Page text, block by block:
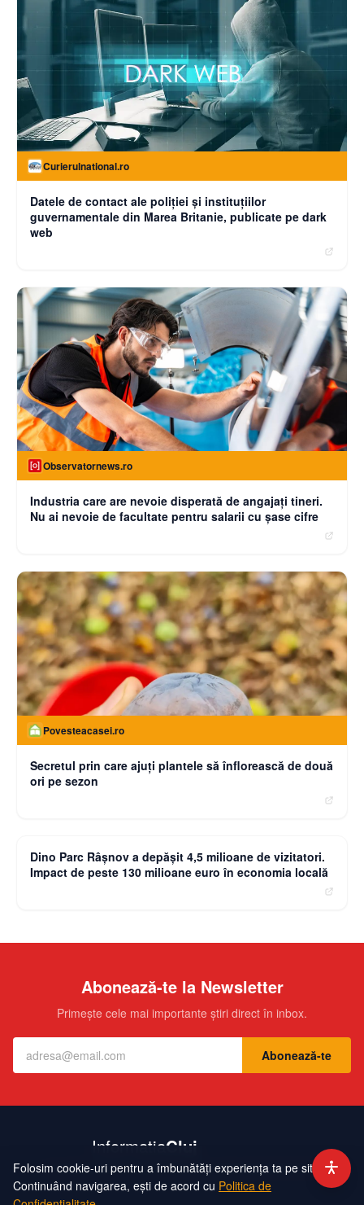
Curierulnational.ro
Datele de contact ale poliției și instituțiilor
guvernamentale din Marea Britanie, publicate pe dark
web
Observatornews.ro
Industria care are nevoie disperată de angajaţi tineri.
Nu ai nevoie de facultate pentru salarii cu şase cifre
Povesteacasei.ro
Secretul prin care ajuți plantele să înflorească de două
ori pe sezon
Dino Parc Râșnov a depășit 4,5 milioane de vizitatori.
Impact de peste 130 milioane euro în economia locală
Abonează-te la Newsletter
Primește cele mai importante știri direct în inbox.
Abonează-te
ContactEchipa Publicitate Politică de ConfidențialitateHartă Site
Folosim cookie-uri pentru a îmbunătăți experiența ta pe site.
Continuând navigarea, ești de acord cu Politica de